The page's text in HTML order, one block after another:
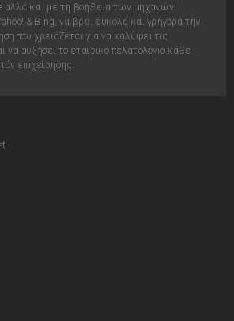
αλλά και με τη βοήθεια των μηχανών
& Bing, να βρει έυκολα και γρήγορα την
που χρειάζεται για να καλύψει τις
να αυξήσει το εταιρικό πελατολόγιο κάθε
επιχείρησης.